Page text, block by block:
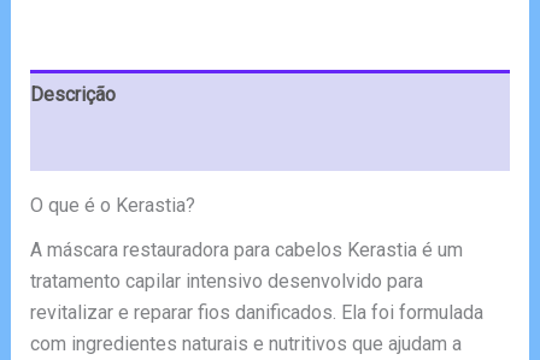
Descrição
O que é o Kerastia?
A máscara restauradora para cabelos Kerastia é um
tratamento capilar intensivo desenvolvido para
revitalizar e reparar fios danificados. Ela foi formulada
com ingredientes naturais e nutritivos que ajudam a